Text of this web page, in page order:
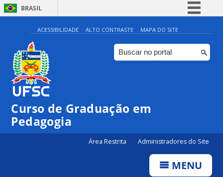
BRASIL
Simplifique!
Comunica BR
Participe
Canais
ACESSIBILIDADE ALTO CONTRASTE MAPA DO SITE
Curso de Graduação em
Pedagogia
Área Restrita Administradores do Site
MENU